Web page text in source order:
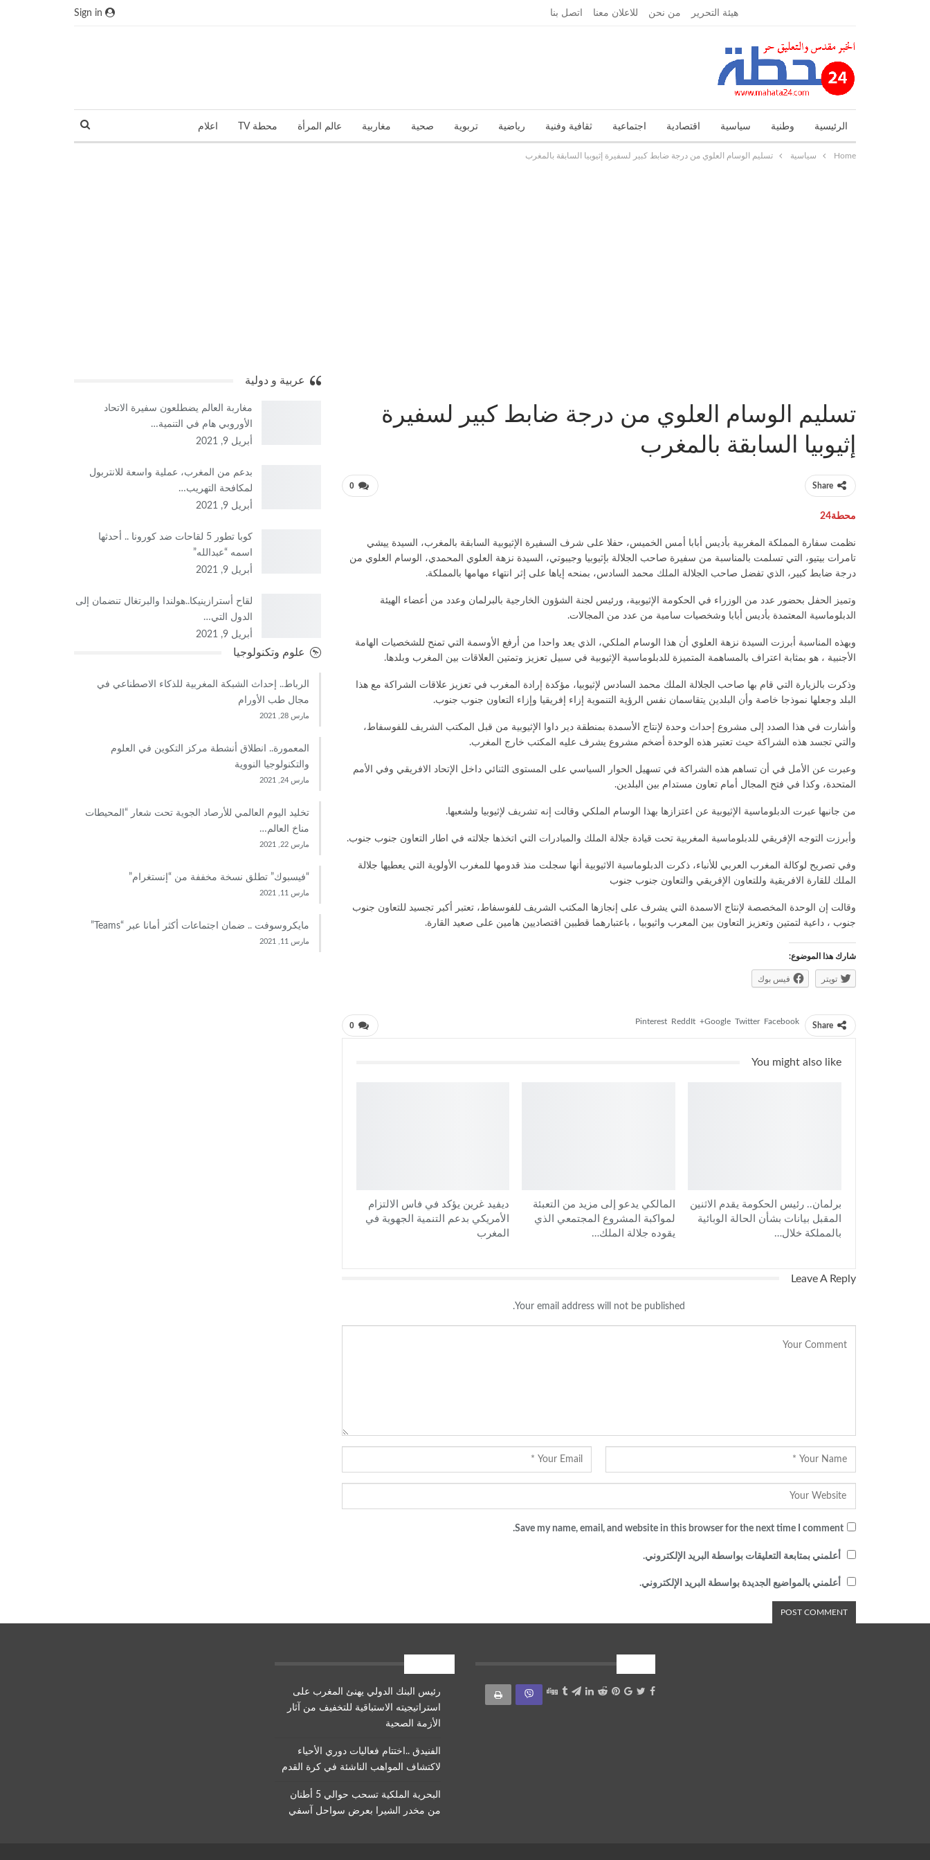
هيئة التحرير من نحن للاعلان معنا اتصل بنا
الرئيسية وطنية سياسية اقتصادية اجتماعية ثقافية وفنية رياضية تربوية صحية مغاربية عالم المرأة محطة TV اعلام
تحقيقات واستطلاعات جهوية حوادث حوارات وتقارير زاوية الرأي Home سياسية تسليم الوسام العلوي من درجة ضابط كبير لسفيرة إثيوبيا السابقة بالمغرب
تسليم الوسام العلوي من درجة ضابط كبير لسفيرة
إثيوبيا السابقة بالمغرب
0 Share
محطة24
نظمت سفارة المملكة المغربية بأديس أبابا أمس الخميس، حفلا على شرف السفيرة الإثيوبية السابقة بالمغرب، السيدة ييشي
تامرات بيتيو، التي تسلمت بالمناسبة من سفيرة صاحب الجلالة بإثيوبيا وجيبوتي، السيدة نزهة العلوي المحمدي، الوسام العلوي من
درجة ضابط كبير، الذي تفضل صاحب الجلالة الملك محمد السادس، بمنحه إياها على إثر انتهاء مهامها بالمملكة.
وتميز الحفل بحضور عدد من الوزراء في الحكومة الإثيوبية، ورئيس لجنة الشؤون الخارجية بالبرلمان وعدد من أعضاء الهيئة
الدبلوماسية المعتمدة بأديس أبابا وشخصيات سامية من عدد من المجالات.
وبهذه المناسبة أبرزت السيدة نزهة العلوي أن هذا الوسام الملكي، الذي يعد واحدا من أرفع الأوسمة التي تمنح للشخصيات الهامة
الأجنبية ، هو بمثابة اعتراف بالمساهمة المتميزة للدبلوماسية الإثيوبية في سبيل تعزيز وتمتين العلاقات بين المغرب وبلدها.
وذكرت بالزيارة التي قام بها صاحب الجلالة الملك محمد السادس لإثيوبيا، مؤكدة إرادة المغرب في تعزيز علاقات الشراكة مع هذا
البلد وجعلها نموذجا خاصة وأن البلدين يتقاسمان نفس الرؤية التنموية إزاء إفريقيا وإزاء التعاون جنوب جنوب.
وأشارت في هذا الصدد إلى مشروع إحداث وحدة لإنتاج الأسمدة بمنطقة دير داوا الإثيوبية من قبل المكتب الشريف للفوسفاط،
والتي تجسد هذه الشراكة حيث تعتبر هذه الوحدة أضخم مشروع يشرف عليه المكتب خارج المغرب.
وعبرت عن الأمل في أن تساهم هذه الشراكة في تسهيل الحوار السياسي على المستوى الثنائي داخل الإتحاد الافريقي وفي الأمم
المتحدة، وكذا في فتح المجال أمام تعاون مستدام بين البلدين.
من جانبها عبرت الدبلوماسية الإثيوبية عن اعتزازها بهذا الوسام الملكي وقالت إنه تشريف لإثيوبيا ولشعبها.
وأبرزت التوجه الإفريقي للدبلوماسية المغربية تحت قيادة جلالة الملك والمبادرات التي اتخذها جلالته في اطار التعاون جنوب جنوب.
وفي تصريح لوكالة المغرب العربي للأنباء، ذكرت الدبلوماسية الاثيوبية أنها سجلت منذ قدومها للمغرب الأولوية التي يعطيها جلالة
الملك للقارة الافريقية وللتعاون الإفريقي والتعاون جنوب جنوب
وقالت إن الوحدة المخصصة لإنتاج الاسمدة التي يشرف على إنجازها المكتب الشريف للفوسفاط، تعتبر أكبر تجسيد للتعاون جنوب
جنوب ، داعية لتمتين وتعزيز التعاون بين المعرب واثيوبيا ، باعتبارهما قطبين اقتصاديين هامين على صعيد القارة.
شارك هذا الموضوع:
تويتر فيس بوك
0 Share
Facebook
Twitter
Google+
ReddIt
Pinterest
You might also like
برلمان.. رئيس الحكومة يقدم الاثنين
المقبل بيانات بشأن الحالة الوبائية
بالمملكة خلال…
المالكي يدعو إلى مزيد من التعبئة
لمواكبة المشروع المجتمعي الذي
يقوده جلالة الملك…
ديفيد غرين يؤكد في فاس الالتزام
الأمريكي بدعم التنمية الجهوية في
المغرب
Leave A Reply
Your email address will not be published.
Save my name, email, and website in this browser for the next time I comment.
أعلمني بمتابعة التعليقات بواسطة البريد الإلكتروني.
أعلمني بالمواضيع الجديدة بواسطة البريد الإلكتروني.
عربية و دولية
مغاربة العالم يضطلعون سفيرة الاتحاد
الأوروبي هام في التنمية…
أبريل 9, 2021
بدعم من المغرب، عملية واسعة للانتربول
لمكافحة التهريب…
أبريل 9, 2021
كوبا تطور 5 لقاحات ضد كورونا .. أحدثها
اسمه “عبدالله”
أبريل 9, 2021
لقاح أسترازينيكا..هولندا والبرتغال تنضمان إلى
الدول التي…
أبريل 9, 2021
علوم وتكنولوجيا
الرباط.. إحداث الشبكة المغربية للذكاء الاصطناعي في
مجال طب الأورام
مارس 28, 2021
المعمورة.. انطلاق أنشطة مركز التكوين في العلوم
والتكنولوجيا النووية
مارس 24, 2021
تخليد اليوم العالمي للأرصاد الجوية تحت شعار “المحيطات
مناخ العالم…
مارس 22, 2021
“فيسبوك” تطلق نسخة مخففة من “إنستغرام”
مارس 11, 2021
مايكروسوفت .. ضمان اجتماعات أكثر أمانا عبر “Teams”
مارس 11, 2021
رئيس البنك الدولي يهنئ المغرب على
استراتيجيته الاستباقية للتخفيف من آثار
الأزمة الصحية
الفنيدق ..اختتام فعاليات دوري الأحياء
لاكتشاف المواهب الناشئة في كرة القدم
البحرية الملكية تسحب حوالي 5 أطنان
من مخدر الشيرا بعرض سواحل آسفي